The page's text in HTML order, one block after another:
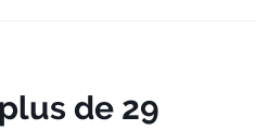
de 29